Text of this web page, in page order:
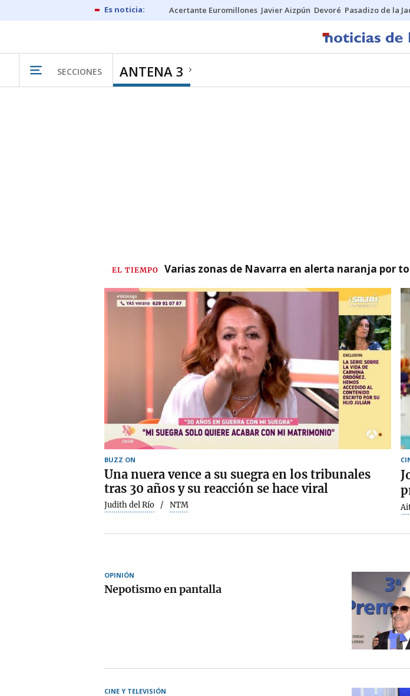
Acertante Euromillones Javier Aizpún Devoré Pasadizo de la
SECCIONES ANTENA 3
EL TIEMPO Varias zonas de Navarra en alerta naranja por
BUZZ ON
Una nuera vence a su suegra en los tribunales
tras 30 años y su reacción se hace viral
Judith del Río NTM
OPINIÓN
Nepotismo en pantalla
CINE Y TELEVISIÓN